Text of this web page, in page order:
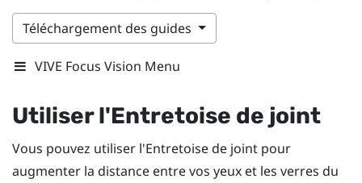
Téléchargement des guides
VIVE Focus Vision Menu
Utiliser l'Entretoise de joint
Vous pouvez utiliser l'Entretoise de joint pour
augmenter la distance entre vos yeux et les verres du